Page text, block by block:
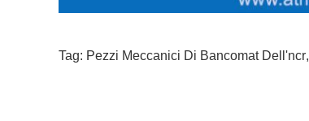
Tag: Pezzi Meccanici Di Bancomat Dell'ncr,